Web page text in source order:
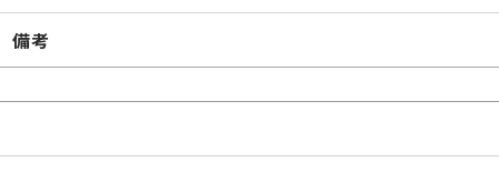
備考